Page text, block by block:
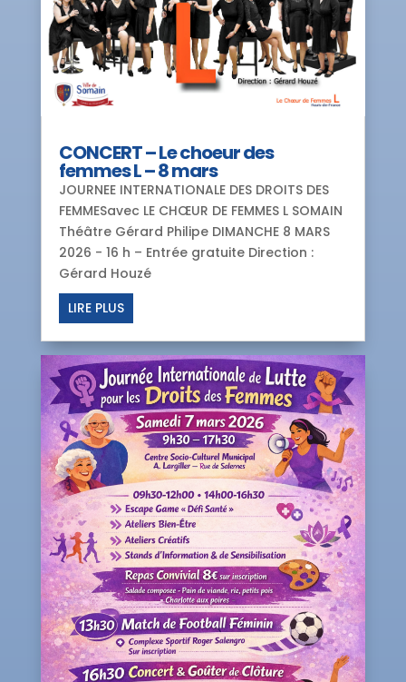
CONCERT – Le choeur des
femmes L – 8 mars
JOURNEE INTERNATIONALE DES DROITS DES
FEMMESavec LE CHŒUR DE FEMMES L SOMAIN
Théâtre Gérard Philipe DIMANCHE 8 MARS
2026 - 16 h – Entrée gratuite Direction :
Gérard Houzé
LIRE PLUS